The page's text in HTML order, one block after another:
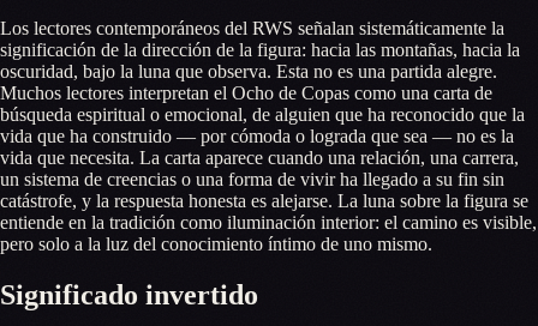
Los lectores contemporáneos del RWS señalan sistemáticamente la
significación de la dirección de la figura: hacia las montañas, hacia la
oscuridad, bajo la luna que observa. Esta no es una partida alegre.
Muchos lectores interpretan el Ocho de Copas como una carta de
búsqueda espiritual o emocional, de alguien que ha reconocido que la
vida que ha construido — por cómoda o lograda que sea — no es la
vida que necesita. La carta aparece cuando una relación, una carrera,
un sistema de creencias o una forma de vivir ha llegado a su fin sin
catástrofe, y la respuesta honesta es alejarse. La luna sobre la figura se
entiende en la tradición como iluminación interior: el camino es visible,
pero solo a la luz del conocimiento íntimo de uno mismo.
Significado invertido